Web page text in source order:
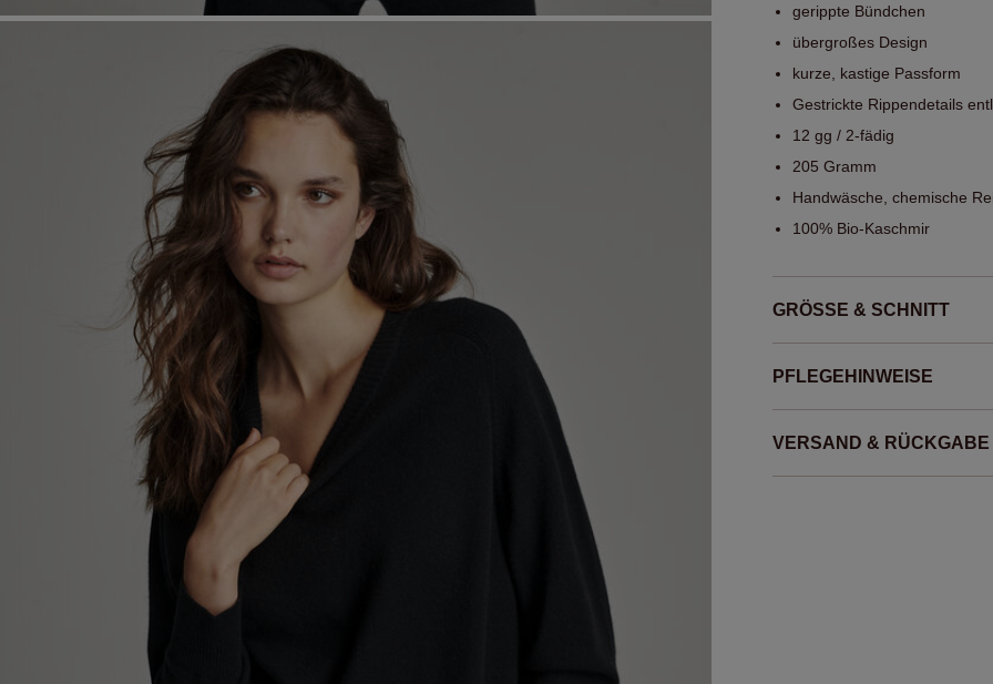
gerippte Bündchen
übergroßes Design
kurze, kastige Passform
Gestrickte Rippendetails
12 gg / 2-fädig
205 Gramm
Handwäsche, chemische
100% Bio-Kaschmir
GRÖSSE & SCHNITT
PFLEGEHINWEISE
VERSAND & RÜCKGABE